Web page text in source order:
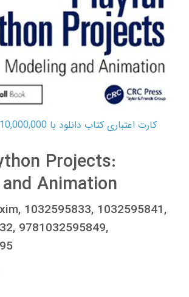
Projects:
Animation
1032595833, 1032595841,
9781032595849,